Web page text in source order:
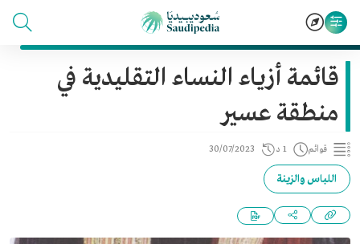
قائمة أزياء النساء التقليدية في
منطقة عسير
قوائم 1 د 30/07/2023
اللباس والزينة